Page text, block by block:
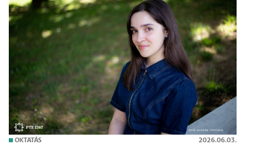
OKTATÁS 2026.06.03.